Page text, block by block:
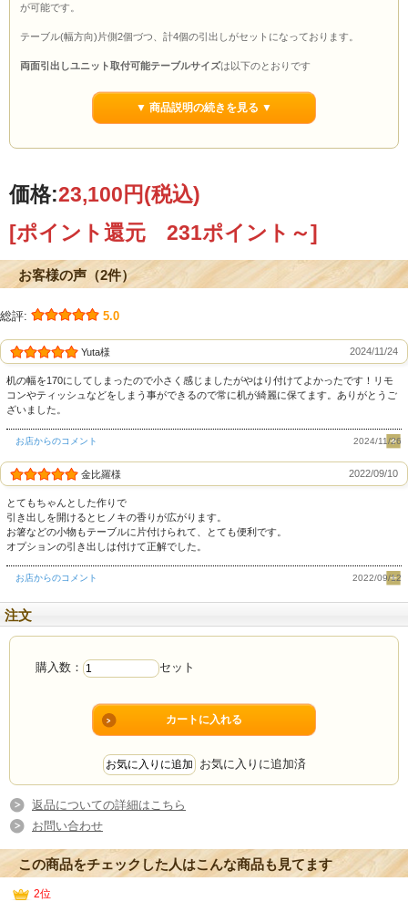
が可能です。
テーブル(幅方向)片側2個づつ、計4個の引出しがセットになっております。
両面引出しユニット取付可能テーブルサイズは以下のとおりです
（幅100cm以上、奥行85cm以上）
円)をご選択ください。
に取り付ける受注生産商品です。
テーブルとご一緒にご注文ください。
(後付けは出来ません)また、引出しユニット
のみの販売は行っておりません。
塗 装/環境型天然ナチュラルオイル(主原料:亜麻仁油/大豆油/ヒマシ油/ヒマワリ
素 材/国産桧(ひのき)無垢材〔節少なめ〕引出し底のみ杉無垢板使用
仕 様/■受注生産■完成品(テーブルに取り付け済みになります)
▼ 商品説明の続きを見る ▼
価格:23,100円(税込)
[ポイント還元 231ポイント～]
お客様の声（2件）
総評: 5.0
Yuta様 2024/11/24
机の幅を170にしてしまったので小さく感じましたがやはり付けてよかったです！リモ
コンやティッシュなどをしまう事ができるので常に机が綺麗に保てます。ありがとうご
ざいました。
お店からのコメント 2024/11/26
金比羅様 2022/09/10
とてもちゃんとした作りで
引き出しを開けるとヒノキの香りが広がります。
お箸などの小物もテーブルに片付けられて、とても便利です。
オプションの引き出しは付けて正解でした。
お店からのコメント 2022/09/12
注文
購入数： セット
お気に入りに追加済
返品についての詳細はこちら
お問い合わせ
この商品をチェックした人はこんな商品も見てます
2位